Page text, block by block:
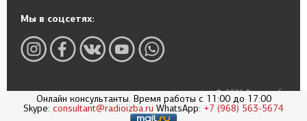
Мы в соцсетях:
© 2026 Радиоизба
Политика в отношении обработки
персональных данных
Онлайн консультанты. Время работы с 11:00 до 17:00
Skype: consultant@radioizba.ru WhatsApp: +7 (968) 563-5674